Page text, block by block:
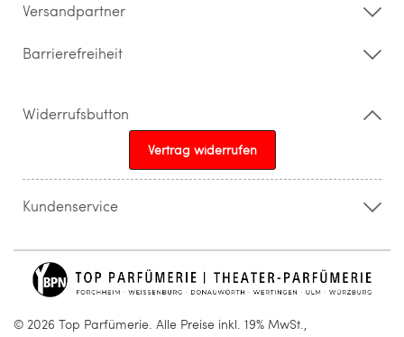
Versandpartner
Barrierefreiheit
Widerrufsbutton
Vertrag widerrufen
Kundenservice
info@topparfuemerie.de
© 2026 Top Parfümerie. Alle Preise inkl. 19% MwSt.,